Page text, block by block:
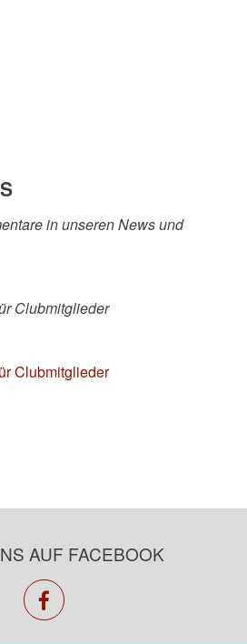
in unseren News und
Clubmitglieder
Clubmitglieder
AUF FACEBOOK
facebook